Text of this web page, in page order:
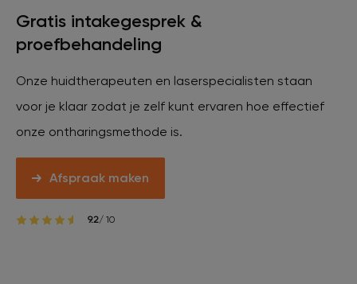
Gratis intakegesprek &
proefbehandeling
Onze huidtherapeuten en laserspecialisten staan
voor je klaar zodat je zelf kunt ervaren hoe effectief
onze ontharingsmethode is.
Afspraak maken
9.2/ 10